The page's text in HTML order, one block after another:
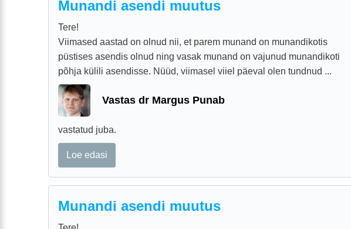
Munandi asendi muutus
Tere!
Viimased aastad on olnud nii, et parem munand on munandikotis
püstises asendis olnud ning vasak munand on vajunud munandikoti
põhja külili asendisse. Nüüd, viimasel viiel päeval olen tundnud ...
Vastas dr Margus Punab
vastatud juba.
Loe edasi
Munandi asendi muutus